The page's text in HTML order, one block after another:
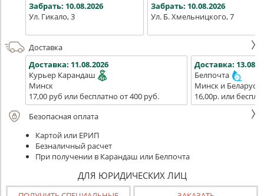
Забрать: 10.08.2026
Ул. Гикало, 3
Забрать: 10.08.2026
Ул. Б. Хмельницкого, 7
Доставка
Доставка: 11.08.2026
Курьер Карандаш
Минск
17,00 руб или бесплатно от 400 руб.
Доставка:
Белпочта
Минск и Беларусь
16,00р. или
Безопасная оплата
Картой или ЕРИП
Безналичный расчет
При получении в Карандаш или Белпочта
ДЛЯ ЮРИДИЧЕСКИХ ЛИЦ